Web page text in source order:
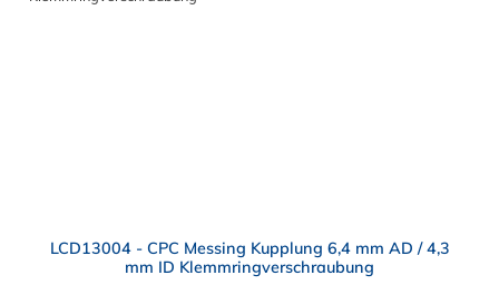
LCD13004 - CPC Messing Kupplung 6,4 mm AD / 4,3
mm ID Klemmringverschraubung